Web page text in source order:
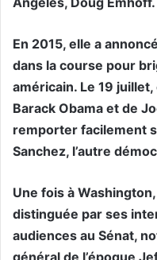
En 2015, elle a
dans la course pour
américain. Le 19
Barack Obama et de
remporter facilement
Sanchez, l’autre
Une fois à
distinguée par ses
audiences au Sénat,